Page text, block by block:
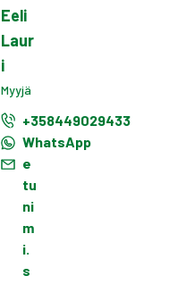
Eeli
Laur
i
Myyjä
+358449029433
WhatsApp
e
tu
ni
m
i.
s